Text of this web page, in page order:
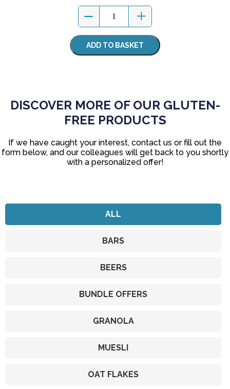
ADD TO BASKET
DISCOVER MORE OF OUR GLUTEN-
FREE PRODUCTS
If we have caught your interest, contact us or fill out the
form below, and our colleagues will get back to you shortly
with a personalized offer!
ALL
BARS
BEERS
BUNDLE OFFERS
GRANOLA
MUESLI
OAT FLAKES